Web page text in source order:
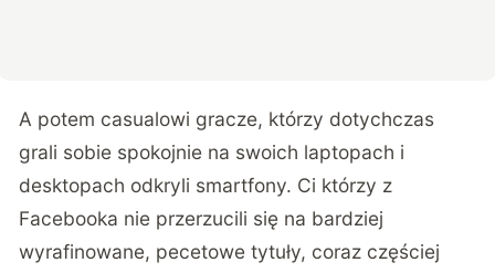
A potem casualowi gracze, którzy dotychczas
grali sobie spokojnie na swoich laptopach i
desktopach odkryli smartfony. Ci którzy z
Facebooka nie przerzucili się na bardziej
wyrafinowane, pecetowe tytuły, coraz częściej